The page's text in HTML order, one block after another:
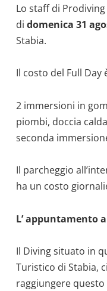
Lo staff di
didomenica 31
Stabia.
Il costo del Full Day
2 immersioni in
piombi, doccia
seconda
Il parcheggio
ha un costo
L’ appuntamento
Il Diving situato in
Turistico di Stabia,
raggiungere